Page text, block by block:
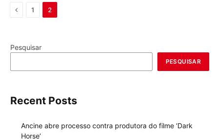
Previous
1 2
Pesquisar
PESQUISAR
Recent Posts
Ancine abre processo contra produtora do filme ‘Dark
Horse’